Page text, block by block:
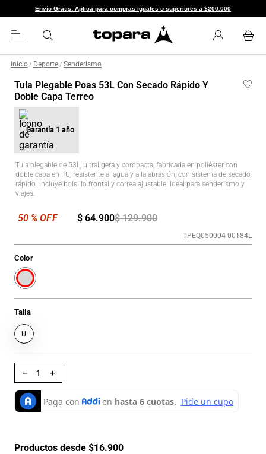
Envío Gratis: Aplica para compras iguales o superiores a $200.000
Inicio / Deporte / Senderismo
Tula Plegable Poas 53L Con Secado Rápido Y
Doble Capa Terreo
Garantía 1 año
Tula plegable de 53L, ultraligera y compacta, fabricada en poliéster con
doble capa en PU, resistente al agua y a la abrasión, con sistema de secado
rápido. Incluye bolsillo frontal y correa ajustable. Ideal para senderismo y
viajes.
$ 129.900
$ 64.900
TPEQ050004-00T84L
Talla
U
Color
＋
－
Productos desde $16.900